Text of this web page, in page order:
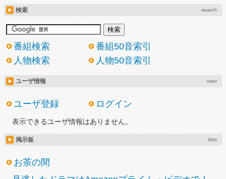
検索 search
番組検索
番組50音索引
人物検索
人物50音索引
ユーザ情報 user
ユーザ登録 ログイン
表示できるユーザ情報はありません。
掲示板 bbs
お茶の間